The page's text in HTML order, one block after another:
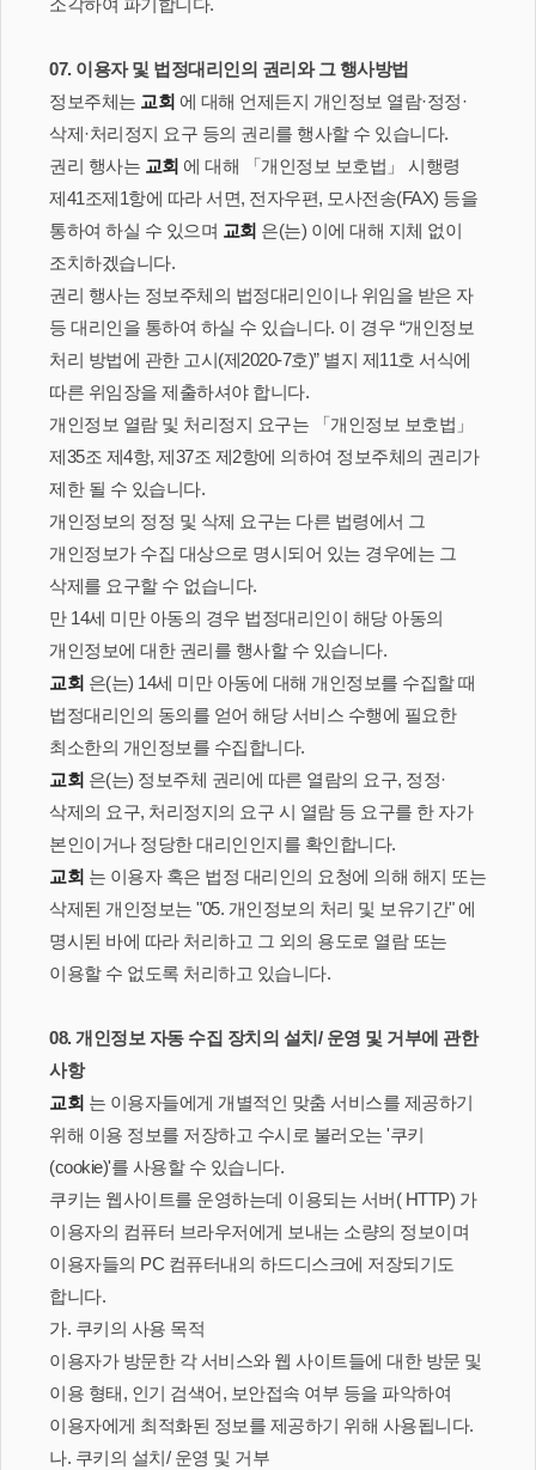
소각하여 파기합니다.
07. 이용자 및 법정대리인의 권리와 그 행사방법
정보주체는 교회 에 대해 언제든지 개인정보 열람·정정·
삭제·처리정지 요구 등의 권리를 행사할 수 있습니다.
권리 행사는 교회 에 대해 「개인정보 보호법」 시행령
제41조제1항에 따라 서면, 전자우편, 모사전송(FAX) 등을
통하여 하실 수 있으며 교회 은(는) 이에 대해 지체 없이
조치하겠습니다.
권리 행사는 정보주체의 법정대리인이나 위임을 받은 자
등 대리인을 통하여 하실 수 있습니다. 이 경우 “개인정보
처리 방법에 관한 고시(제2020-7호)” 별지 제11호 서식에
따른 위임장을 제출하셔야 합니다.
개인정보 열람 및 처리정지 요구는 「개인정보 보호법」
제35조 제4항, 제37조 제2항에 의하여 정보주체의 권리가
제한 될 수 있습니다.
개인정보의 정정 및 삭제 요구는 다른 법령에서 그
개인정보가 수집 대상으로 명시되어 있는 경우에는 그
삭제를 요구할 수 없습니다.
만 14세 미만 아동의 경우 법정대리인이 해당 아동의
개인정보에 대한 권리를 행사할 수 있습니다.
교회 은(는) 14세 미만 아동에 대해 개인정보를 수집할 때
법정대리인의 동의를 얻어 해당 서비스 수행에 필요한
최소한의 개인정보를 수집합니다.
교회 은(는) 정보주체 권리에 따른 열람의 요구, 정정·
삭제의 요구, 처리정지의 요구 시 열람 등 요구를 한 자가
본인이거나 정당한 대리인인지를 확인합니다.
교회 는 이용자 혹은 법정 대리인의 요청에 의해 해지 또는
삭제된 개인정보는 "05. 개인정보의 처리 및 보유기간" 에
명시된 바에 따라 처리하고 그 외의 용도로 열람 또는
이용할 수 없도록 처리하고 있습니다.
08. 개인정보 자동 수집 장치의 설치/ 운영 및 거부에 관한
사항
교회 는 이용자들에게 개별적인 맞춤 서비스를 제공하기
위해 이용 정보를 저장하고 수시로 불러오는 '쿠키
(cookie)'를 사용할 수 있습니다.
쿠키는 웹사이트를 운영하는데 이용되는 서버( HTTP) 가
이용자의 컴퓨터 브라우저에게 보내는 소량의 정보이며
이용자들의 PC 컴퓨터내의 하드디스크에 저장되기도
합니다.
가. 쿠키의 사용 목적
이용자가 방문한 각 서비스와 웹 사이트들에 대한 방문 및
이용 형태, 인기 검색어, 보안접속 여부 등을 파악하여
이용자에게 최적화된 정보를 제공하기 위해 사용됩니다.
나. 쿠키의 설치/ 운영 및 거부